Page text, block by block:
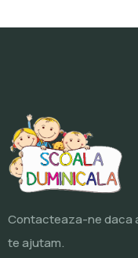
Contacteaza-ne daca
te ajutam.